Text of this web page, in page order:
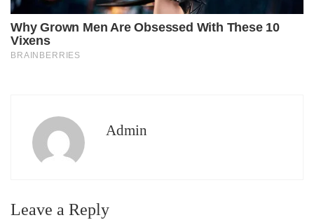
Admin
Leave a Reply